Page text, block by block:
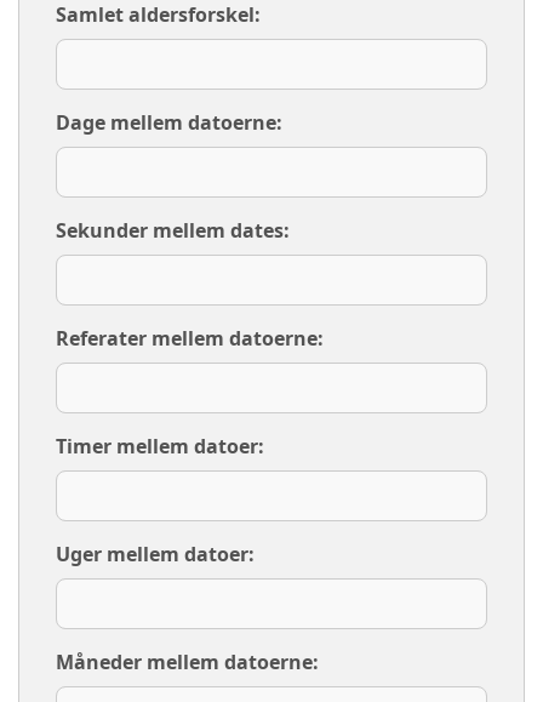
Samlet aldersforskel:
Dage mellem datoerne:
Sekunder mellem dates:
Referater mellem datoerne:
Timer mellem datoer:
Uger mellem datoer:
Måneder mellem datoerne: